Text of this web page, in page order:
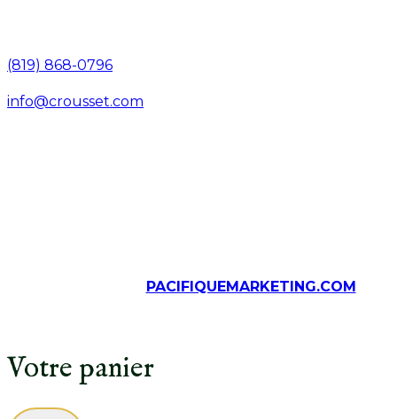
(819) 868-0796
info@crousset.com
PACIFIQUEMARKETING.COM
Votre panier